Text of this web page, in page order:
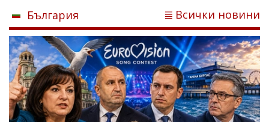
България Всички новини